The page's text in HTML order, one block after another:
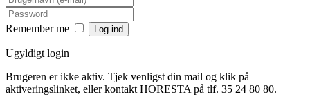
Remember me
Ugyldigt login
Brugeren er ikke aktiv. Tjek venligst din mail og klik på
aktiveringslinket, eller kontakt HORESTA på tlf. 35 24 80 80.